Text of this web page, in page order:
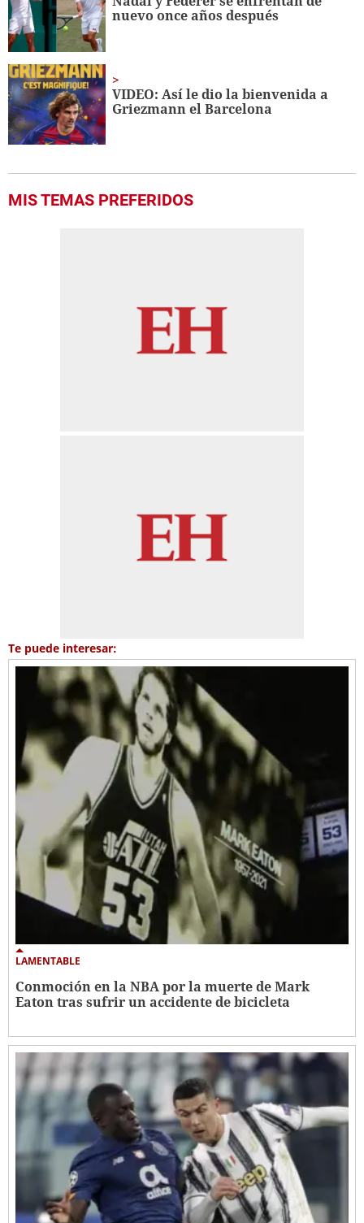
56
seconds
nuevo once años después
VIDEO: Así le dio la bienvenida a
Griezmann el Barcelona
MIS TEMAS PREFERIDOS
Te puede interesar:
LAMENTABLE
Conmoción en la NBA por la muerte de Mark
Eaton tras sufrir un accidente de bicicleta